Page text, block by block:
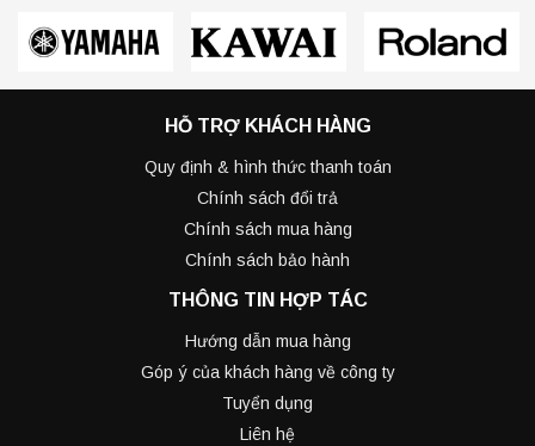
HỖ TRỢ KHÁCH HÀNG
Quy định & hình thức thanh toán
Chính sách đổi trả
Chính sách mua hàng
Chính sách bảo hành
THÔNG TIN HỢP TÁC
Hướng dẫn mua hàng
Góp ý của khách hàng về công ty
Tuyển dụng
Liên hệ